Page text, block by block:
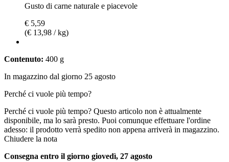
Gusto di carne naturale e piacevole
€ 5,59
(€ 13,98 / kg)
Contenuto: 400 g
In magazzino dal giorno 25 agosto
Perché ci vuole più tempo?
Perché ci vuole più tempo? Questo articolo non è attualmente
disponibile, ma lo sarà presto. Puoi comunque effettuare l'ordine
adesso: il prodotto verrà spedito non appena arriverà in magazzino.
Chiudere la nota
Consegna entro il giorno giovedì, 27 agosto